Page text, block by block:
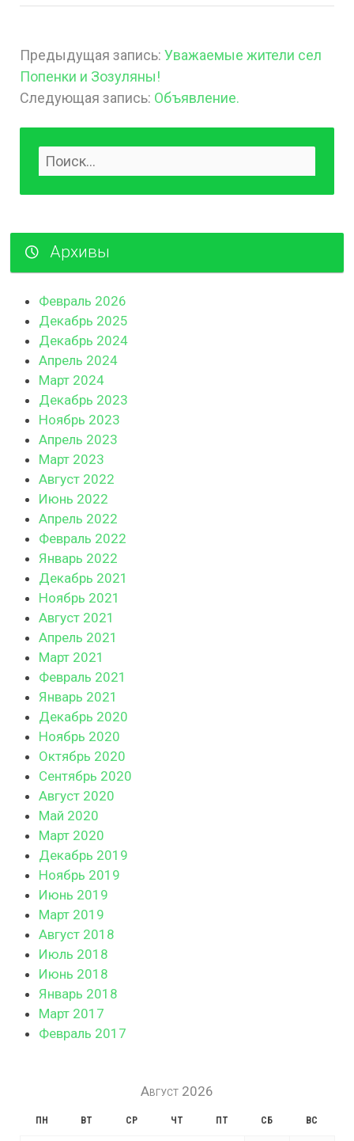
Предыдущая запись: Уважаемые жители сел
Попенки и Зозуляны!
Следующая запись: Объявление.
Архивы
Февраль 2026
Декабрь 2025
Декабрь 2024
Апрель 2024
Март 2024
Декабрь 2023
Ноябрь 2023
Апрель 2023
Март 2023
Август 2022
Июнь 2022
Апрель 2022
Февраль 2022
Январь 2022
Декабрь 2021
Ноябрь 2021
Август 2021
Апрель 2021
Март 2021
Февраль 2021
Январь 2021
Декабрь 2020
Ноябрь 2020
Октябрь 2020
Сентябрь 2020
Август 2020
Май 2020
Март 2020
Декабрь 2019
Ноябрь 2019
Июнь 2019
Март 2019
Август 2018
Июль 2018
Июнь 2018
Январь 2018
Март 2017
Февраль 2017
Август 2026
ПН ВТ СР ЧТ ПТ СБ ВС